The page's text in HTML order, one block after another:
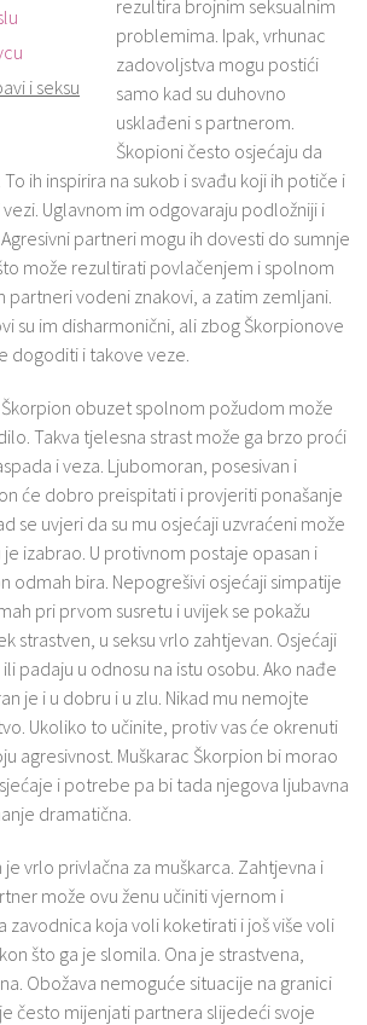
i seksu
rezultira brojnim seksualnim
problemima. Ipak, vrhunac
zadovoljstva mogu postići
samo kad su duhovno
usklađeni s partnerom.
Škopioni često osjećaju da
ih inspirira na sukob i svađu koji ih potiče i
Uglavnom im odgovaraju podložniji i
partneri mogu ih dovesti do sumnje
može rezultirati povlačenjem i spolnom
partneri vodeni znakovi, a zatim zemljani.
su im disharmonični, ali zbog Škorpionove
dogoditi i takove veze.
obuzet spolnom požudom može
Takva tjelesna strast može ga brzo proći
i veza. Ljubomoran, posesivan i
će dobro preispitati i provjeriti ponašanje
se uvjeri da su mu osjećaji uzvraćeni može
izabrao. U protivnom postaje opasan i
odmah bira. Nepogrešivi osjećaji simpatije
pri prvom susretu i uvijek se pokažu
strastven, u seksu vrlo zahtjevan. Osjećaji
padaju u odnosu na istu osobu. Ako nađe
je i u dobru i u zlu. Nikad mu nemojte
Ukoliko to učinite, protiv vas će okrenuti
agresivnost. Muškarac Škorpion bi morao
i potrebe pa bi tada njegova ljubavna
dramatična.
vrlo privlačna za muškarca. Zahtjevna i
može ovu ženu učiniti vjernom i
zavodnica koja voli koketirati i još više voli
što ga je slomila. Ona je strastvena,
Obožava nemoguće situacije na granici
često mijenjati partnera slijedeći svoje